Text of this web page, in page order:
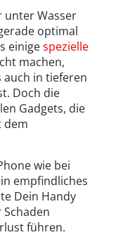
unter Wasser
optimal
einigespezielle
machen,
auch in tieferen
Doch die
Gadgets, die
dem
wie bei
empfindliches
Dein Handy
führen.